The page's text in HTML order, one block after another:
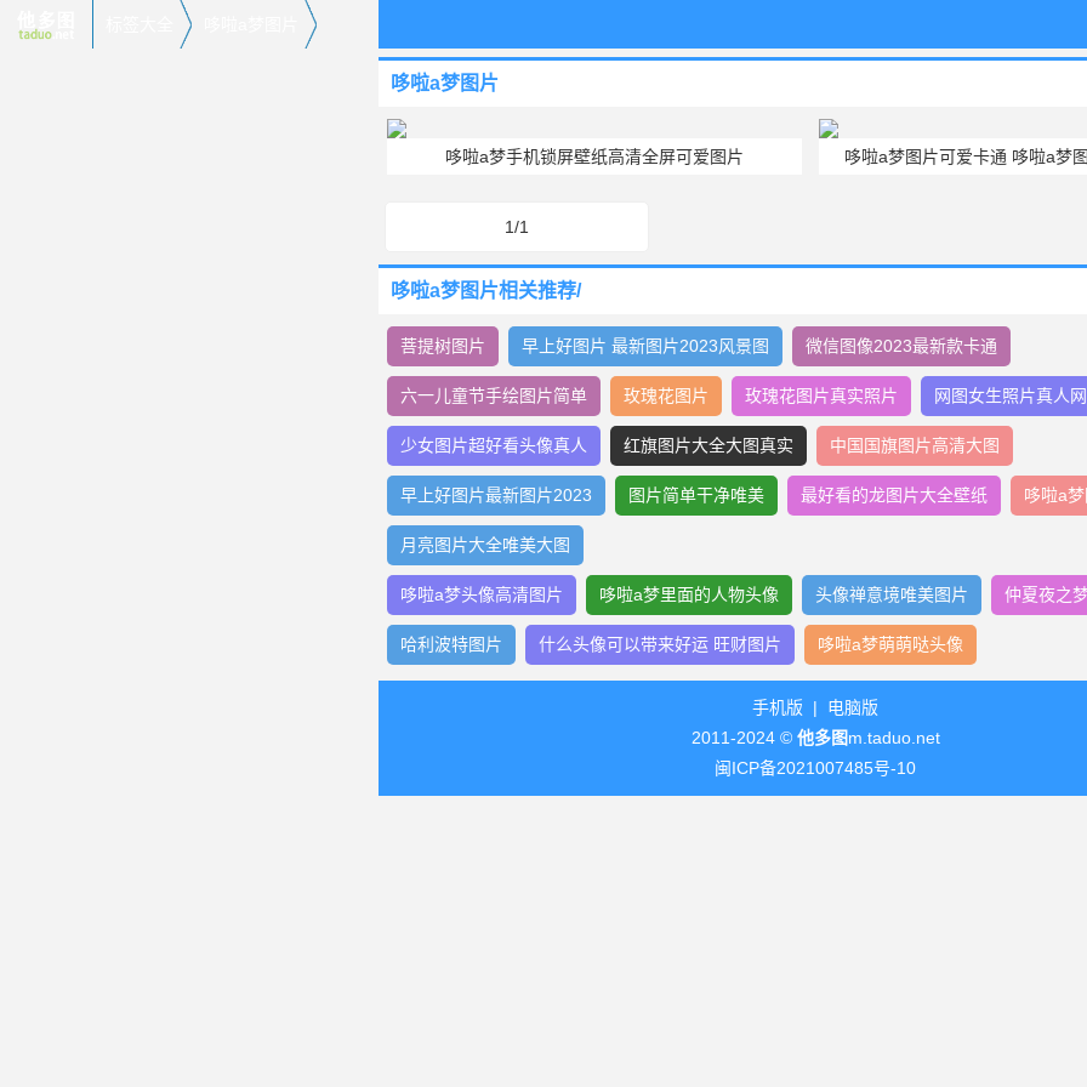
哆啦a梦图片
哆啦a梦手机锁屏壁纸高清全屏可爱图片 哆啦a梦图片可爱卡通 哆啦a梦
1/1
哆啦a梦图片相关推荐/
菩提树图片 早上好图片 最新图片2023风景图 微信图像2023最新款卡通
六一儿童节手绘图片简单 玫瑰花图片 玫瑰花图片真实照片 网图女生照片真人
少女图片超好看头像真人 红旗图片大全大图真实 中国国旗图片高清大图
早上好图片最新图片2023 图片简单干净唯美 最好看的龙图片大全壁纸 哆啦a
月亮图片大全唯美大图
哆啦a梦头像高清图片 哆啦a梦里面的人物头像 头像禅意境唯美图片 仲夏夜之
哈利波特图片 什么头像可以带来好运 旺财图片 哆啦a梦萌萌哒头像
手机版 | 电脑版
2011-2024 © 他多图m.taduo.net
闽ICP备2021007485号-10